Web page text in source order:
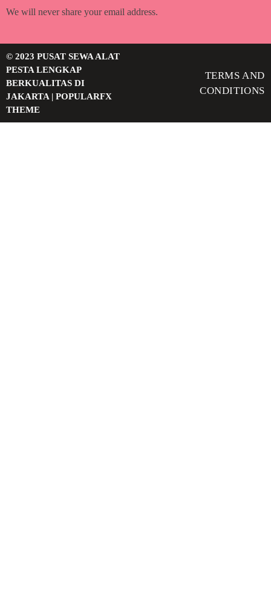
We will never share your email address.
© 2023 PUSAT SEWA ALAT
PESTA LENGKAP
BERKUALITAS DI
JAKARTA | POPULARFX
THEME
TERMS AND
CONDITIONS